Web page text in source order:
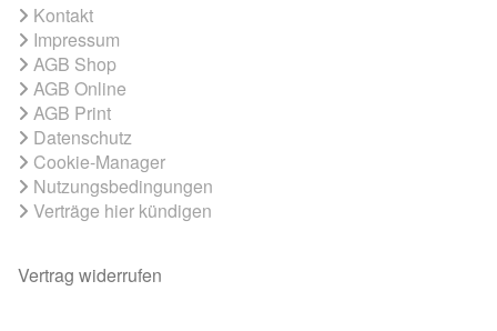
Kontakt
Impressum
AGB Shop
AGB Online
AGB Print
Datenschutz
Cookie-Manager
Nutzungsbedingungen
Verträge hier kündigen
Vertrag widerrufen